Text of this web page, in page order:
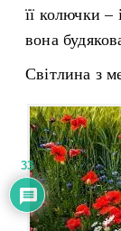
її колючки –
вона
Світлина з
33